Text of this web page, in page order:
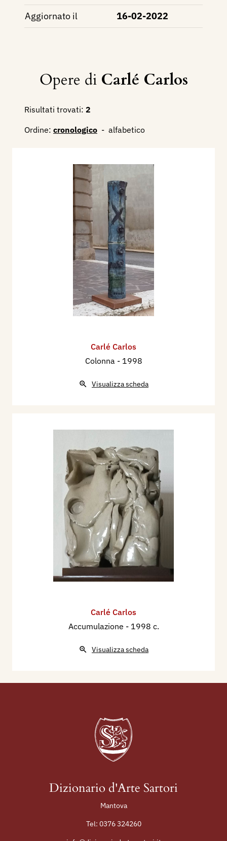
Aggiornato il
16-02-2022
Opere di Carlé Carlos
Risultati trovati: 2
Ordine: cronologico - alfabetico
Carlé Carlos
Colonna - 1998
Visualizza scheda
Carlé Carlos
Accumulazione - 1998 c.
Visualizza scheda
Dizionario d'Arte Sartori
Mantova
Tel: 0376 324260